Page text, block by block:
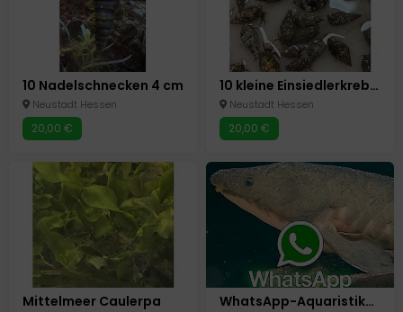
10 Nadelschnecken 4 cm
Neustadt Hessen
20,00 €
10 kleine Einsiedlerkrebse ca. 2 cm
Neustadt Hessen
20,00 €
Mittelmeer Caulerpa WhatsApp-Aquaristik-Aquarium-Community-Gruppe Gießen-Mittelhessen-Umgeb.